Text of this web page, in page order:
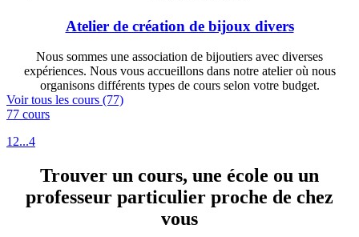
Atelier de création de bijoux divers
Nous sommes une association de bijoutiers avec diverses
expériences. Nous vous accueillons dans notre atelier où nous
organisons différents types de cours selon votre budget.
Voir tous les cours (77)
77 cours
1 2...4
Trouver un cours, une école ou un
professeur particulier proche de chez
vous